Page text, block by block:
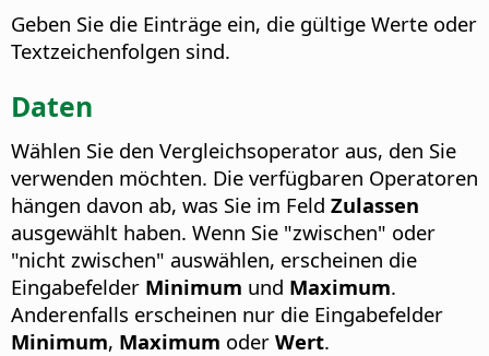
Geben Sie die Einträge ein, die gültige Werte oder
Textzeichenfolgen sind.
Daten
Wählen Sie den Vergleichsoperator aus, den Sie
verwenden möchten. Die verfügbaren Operatoren
hängen davon ab, was Sie im Feld Zulassen
ausgewählt haben. Wenn Sie "zwischen" oder
"nicht zwischen" auswählen, erscheinen die
Eingabefelder Minimum und Maximum.
Anderenfalls erscheinen nur die Eingabefelder
Minimum, Maximum oder Wert.